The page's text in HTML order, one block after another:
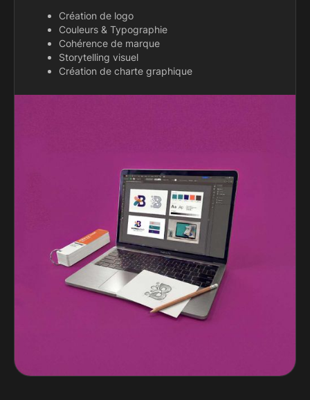
Création de logo
Couleurs & Typographie
Cohérence de marque
Storytelling visuel
Création de charte graphique